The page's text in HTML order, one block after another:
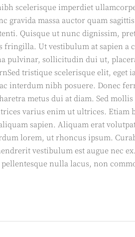
scelerisque imperdiet
gravida massa auctor quam
Quisque ut nunc dignissim,
fringilla. Ut vestibulum at sapien a
pulvinar, sollicitudin dui ut,
tristique scelerisque elit, eget
interdum nibh posuere. Donec
metus dui at diam. Sed
varius enim ut ultrices.
sapien. Aliquam erat
lorem, ut rhoncus ipsum.
vestibulum est augue nec
nulla lacus, non